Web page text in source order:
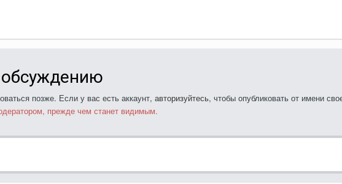
обсуждению
позже. Если у вас есть аккаунт, авторизуйтесь, чтобы опубликовать от имени
прежде чем станет видимым.